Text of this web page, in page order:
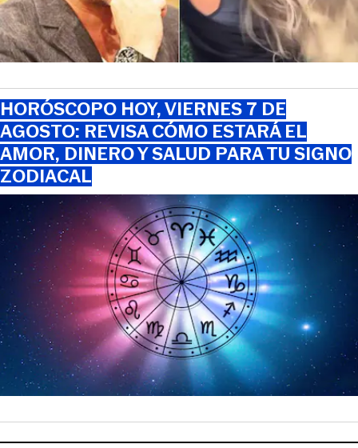
HORÓSCOPO HOY, VIERNES 7 DE
AGOSTO: REVISA CÓMO ESTARÁ EL
AMOR, DINERO Y SALUD PARA TU SIGNO
ZODIACAL